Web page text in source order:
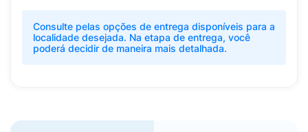
Consulte pelas opções de entrega disponíveis para a
localidade desejada. Na etapa de entrega, você
poderá decidir de maneira mais detalhada.